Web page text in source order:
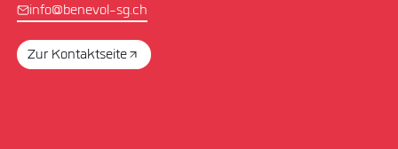
info@benevol-sg.ch
Zur Kontaktseite